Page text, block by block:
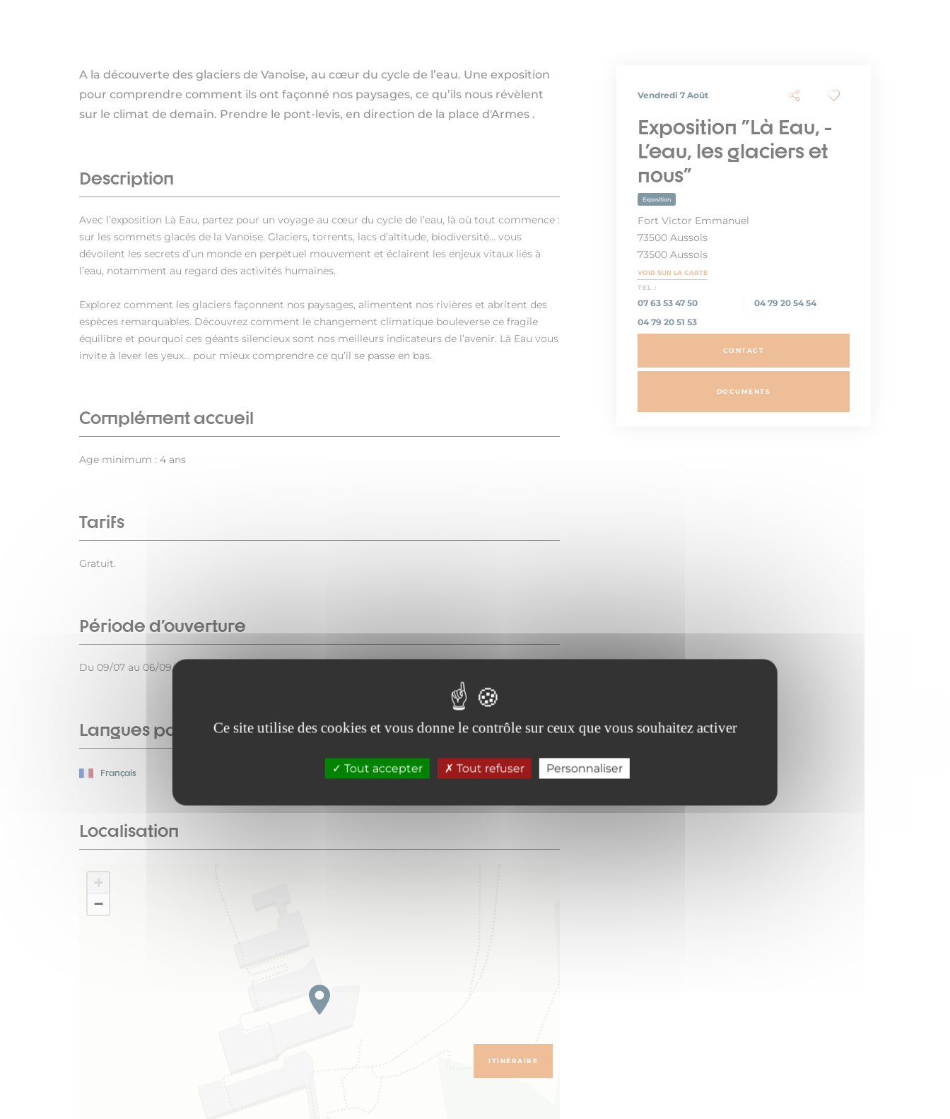
Ce site utilise des cookies et vous donne le contrôle sur ceux que vous souhaitez activer
Tout accepter Tout refuser Personnaliser
A la découverte des glaciers de Vanoise, au cœur du cycle de l’eau. Une exposition
pour comprendre comment ils ont façonné nos paysages, ce qu’ils nous révèlent
sur le climat de demain. Prendre le pont-levis, en direction de la place d'Armes .
Description
Avec l’exposition Là Eau, partez pour un voyage au cœur du cycle de l’eau, là où tout commence :
sur les sommets glacés de la Vanoise. Glaciers, torrents, lacs d’altitude, biodiversité… vous
dévoilent les secrets d’un monde en perpétuel mouvement et éclairent les enjeux vitaux liés à
l’eau, notamment au regard des activités humaines.
Explorez comment les glaciers façonnent nos paysages, alimentent nos rivières et abritent des
espèces remarquables. Découvrez comment le changement climatique bouleverse ce fragile
équilibre et pourquoi ces géants silencieux sont nos meilleurs indicateurs de l’avenir. Là Eau vous
invite à lever les yeux… pour mieux comprendre ce qu’il se passe en bas.
Complément accueil
Age minimum : 4 ans
Tarifs
Gratuit.
Période d'ouverture
Du 09/07 au 06/09/2026 tous les jours de 10h30 à 12h et de 13h à 18h.
Langues parlées
Français
Localisation
+
−
ITINÉRAIRE
Vendredi 7 Août
Exposition "Là Eau, -
L'eau, les glaciers et
nous"
Exposition
Fort Victor Emmanuel
73500 Aussois
73500 Aussois
VOIR SUR LA CARTE
TEL :
07 63 53 47 50
04 79 20 54 54
04 79 20 51 53
CONTACT
DOCUMENTS